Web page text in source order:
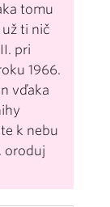
tomu
ti nič
pri
1966.
vďaka
k nebu
oroduj